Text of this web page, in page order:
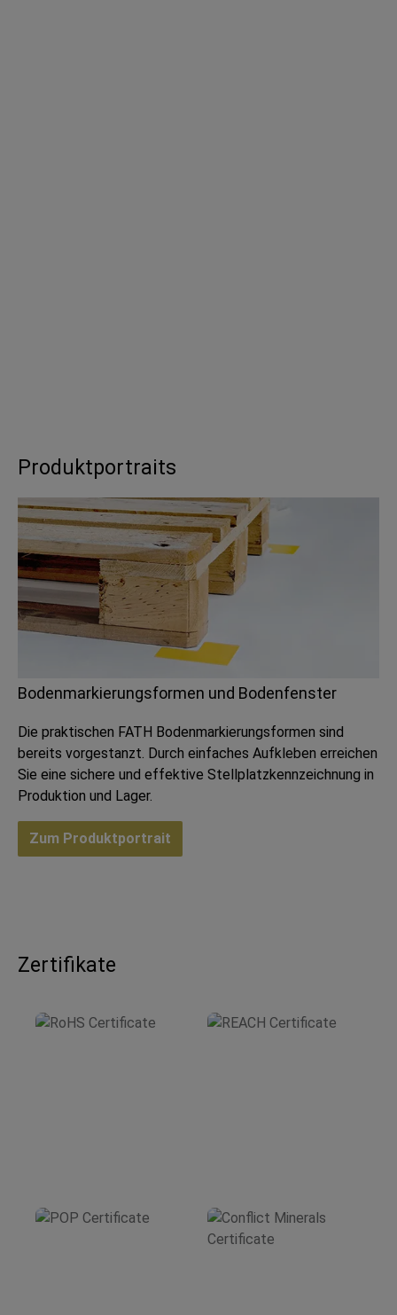
Produktportraits
Bodenmarkierungsformen und Bodenfenster
Die praktischen FATH Bodenmarkierungsformen sind
bereits vorgestanzt. Durch einfaches Aufkleben erreichen
Sie eine sichere und effektive Stellplatzkennzeichnung in
Produktion und Lager.
Zum Produktportrait
Zertifikate